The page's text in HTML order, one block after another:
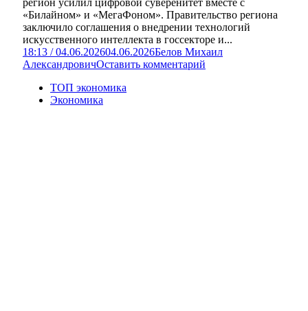
«Билайном» и «МегаФоном». Правительство региона
заключило соглашения о внедрении технологий
искусственного интеллекта в госсекторе и...
18:13 / 04.06.202604.06.2026Белов Михаил
АлександровичОставить комментарий
ТОП экономика
Экономика